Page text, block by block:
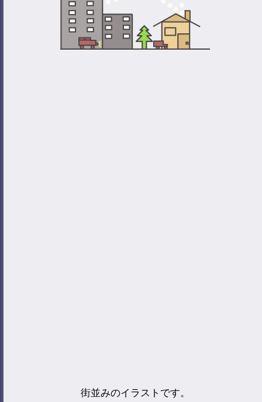
街並みのイラストです。